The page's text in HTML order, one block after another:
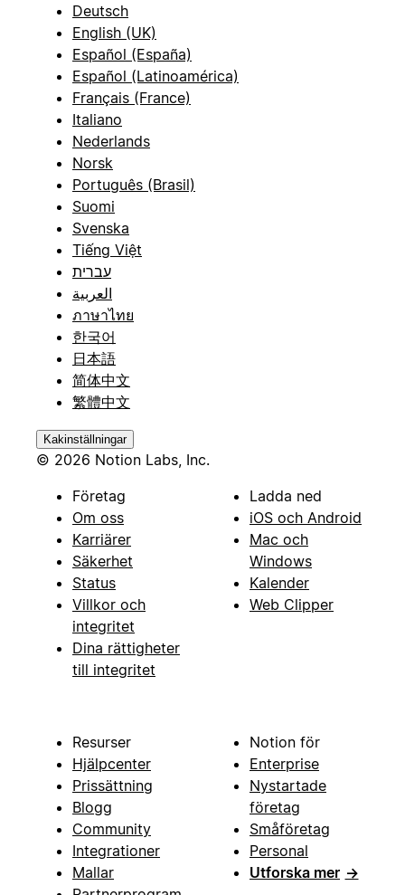
Deutsch
English (UK)
Español (España)
Español (Latinoamérica)
Français (France)
Italiano
Nederlands
Norsk
Português (Brasil)
Suomi
Svenska
Tiếng Việt
עברית
العربية
ภาษาไทย
한국어
日本語
简体中文
繁體中文
Kakinställningar
© 2026 Notion Labs, Inc.
Företag
Om oss
Karriärer
Säkerhet
Status
Villkor och
integritet
Dina rättigheter
till integritet
Ladda ned
iOS och Android
Mac och
Windows
Kalender
Web Clipper
Resurser
Hjälpcenter
Prissättning
Blogg
Community
Integrationer
Mallar
Notion för
Enterprise
Nystartade
företag
Småföretag
Personal
Utforska mer →